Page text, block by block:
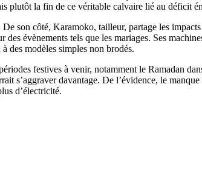
plutôt la fin de ce véritable calvaire lié au déficit
son côté, Karamoko, tailleur, partage les
évènements tels que les mariages. Ses
des modèles simples non brodés.
festives à venir, notamment le Ramadan
s’aggraver davantage. De l’évidence, le
d’électricité.